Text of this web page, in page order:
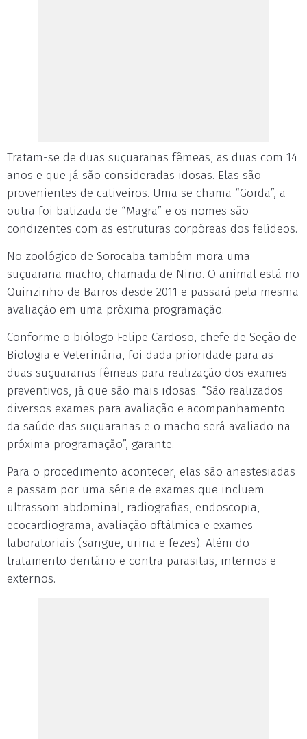
Tratam-se de duas suçuaranas fêmeas, as duas com 14
anos e que já são consideradas idosas. Elas são
provenientes de cativeiros. Uma se chama “Gorda”, a
outra foi batizada de “Magra” e os nomes são
condizentes com as estruturas corpóreas dos felídeos.
No zoológico de Sorocaba também mora uma
suçuarana macho, chamada de Nino. O animal está no
Quinzinho de Barros desde 2011 e passará pela mesma
avaliação em uma próxima programação.
Conforme o biólogo Felipe Cardoso, chefe de Seção de
Biologia e Veterinária, foi dada prioridade para as
duas suçuaranas fêmeas para realização dos exames
preventivos, já que são mais idosas. “São realizados
diversos exames para avaliação e acompanhamento
da saúde das suçuaranas e o macho será avaliado na
próxima programação”, garante.
Para o procedimento acontecer, elas são anestesiadas
e passam por uma série de exames que incluem
ultrassom abdominal, radiografias, endoscopia,
ecocardiograma, avaliação oftálmica e exames
laboratoriais (sangue, urina e fezes). Além do
tratamento dentário e contra parasitas, internos e
externos.